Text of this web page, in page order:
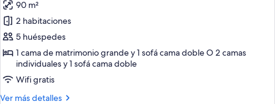
(4
adults)
fotos
de
Suite,
2
habitaciones,
vistas
al
90 m²
2 habitaciones
5 huéspedes
1 cama de matrimonio grande y 1 sofá cama doble O 2 camas
individuales y 1 sofá cama doble
Wifi gratis
Ver más detalles
Más